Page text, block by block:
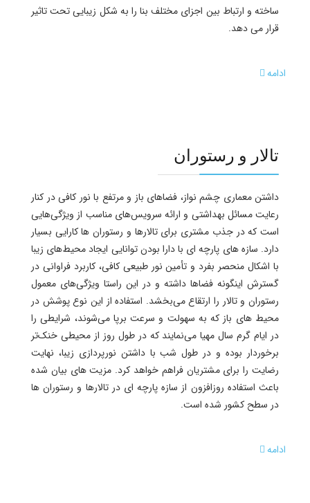
ساخته و ارتباط بین اجزای مختلف بنا را به شکل زیبایی تحت تاثیر
قرار می دهد.
ادامه
تالار و رستوران
داشتن معماری چشم نواز، فضاهای باز و مرتفع با نور کافی در کنار
رعایت مسائل بهداشتی و ارائه سرویس‌های مناسب از ویژگی‌هایی
است که در جذب مشتری برای تالارها و رستوران ها کارایی بسیار
دارد. سازه های پارچه ای با دارا بودن توانایی ایجاد محیط‌های زیبا
با اشکال منحصر بفرد و تأمین نور طبیعی کافی، کاربرد فراوانی در
گسترش اینگونه فضاها داشته و در این راستا ویژگی‌های معمول
رستوران و تالار را ارتقاع می‌بخشد. استفاده از این نوع پوشش در
محیط های باز که به سهولت و سرعت برپا می‌شوند، شرایطی را
در ایام گرم سال مهیا می‌نمایند که در طول روز از محیطی خنک‌تر
برخوردار بوده و در طول شب با داشتن نورپردازی زیبا، نهایت
رضایت را برای مشتریان فراهم خواهد کرد. مزیت های بیان شده
باعث استفاده روزافزون از سازه پارچه ای در تالارها و رستوران ها
در سطح کشور شده است.
ادامه